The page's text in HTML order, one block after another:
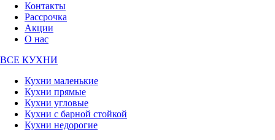
Контакты
Рассрочка
Акции
О нас
ВСЕ КУХНИ
Кухни маленькие
Кухни прямые
Кухни угловые
Кухни с барной стойкой
Кухни недорогие